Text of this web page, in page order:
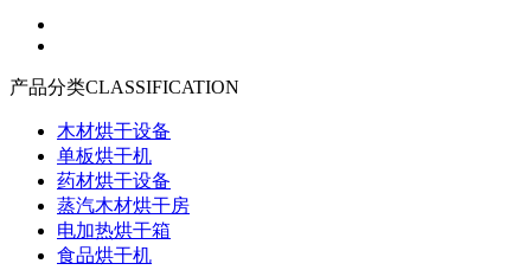
产品分类CLASSIFICATION
木材烘干设备
单板烘干机
药材烘干设备
蒸汽木材烘干房
电加热烘干箱
食品烘干机